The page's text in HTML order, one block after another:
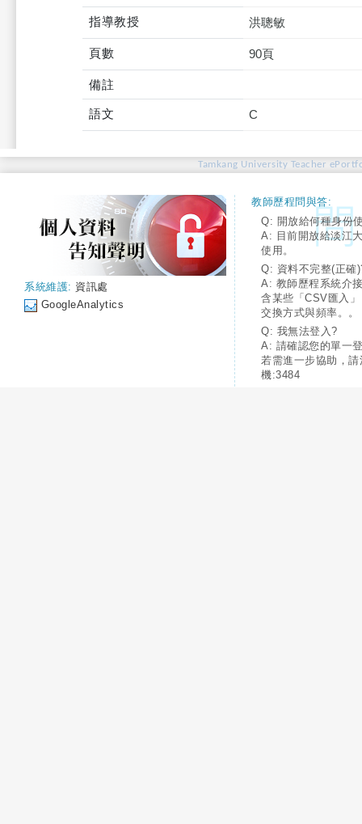
指導教授 洪聰敏
頁數 90頁
備註
語文 C
Tamkang University Teacher
系統維護: 資訊處
GoogleAnalytics
教師歷程問與答:
Q: 開放給何種身份
A: 目前開放給淡江
使用。
Q: 資料不完整(正確
A: 教師歷程系統介
含某些「CSV匯入
交換方式與頻率。。
Q: 我無法登入?
A: 請確認您的單一
若需進一步協助，
機:3484